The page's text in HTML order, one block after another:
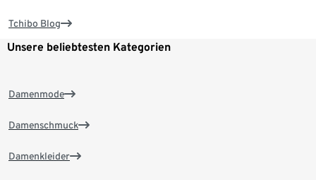
Tchibo Blog
Unsere beliebtesten Kategorien
Damenmode
Damenschmuck
Damenkleider